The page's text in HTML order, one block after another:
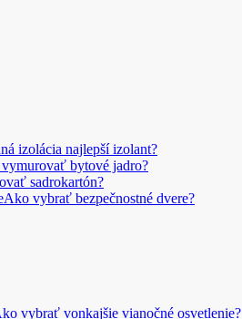
izolácia najlepší izolant?
bytové jadro?
sadrokartón?
Ako vybrať bezpečnostné dvere?
vybrať vonkajšie vianočné osvetlenie?